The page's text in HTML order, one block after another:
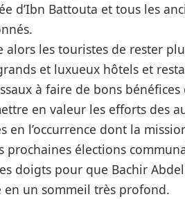
d’Ibn Battouta et tous les
.
alors les touristes de rester
et luxueux hôtels et
à faire de bons
en valeur les efforts des
en l’occurrence dont la
prochaines élections
doigts pour que Bachir
en un sommeil très profond.